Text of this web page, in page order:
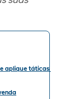
aplique táticas